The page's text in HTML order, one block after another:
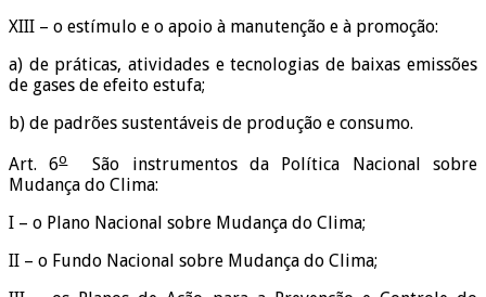
XIII – o estímulo e o apoio à manutenção e à promoção:
a) de práticas, atividades e tecnologias de baixas emissões
de gases de efeito estufa;
b) de padrões sustentáveis de produção e consumo.
Art. 6oSão instrumentos da Política Nacional sobre
Mudança do Clima:
I – o Plano Nacional sobre Mudança do Clima;
II – o Fundo Nacional sobre Mudança do Clima;